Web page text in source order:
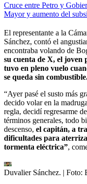
Cruce entre Petro y
Mayor y aumento del
El representante a la
Sánchez, contó el
encontraba volando de
su cuenta de X, el joven
tuvo en pleno vuelo
se queda sin
“Ayer pasé el susto más
decido volar en la
regla, decidí regresarme
términos generales, todo
descenso, el capitán, a
dificultades para
tormenta eléctrica”,
Duvalier Sánchez. | Foto: